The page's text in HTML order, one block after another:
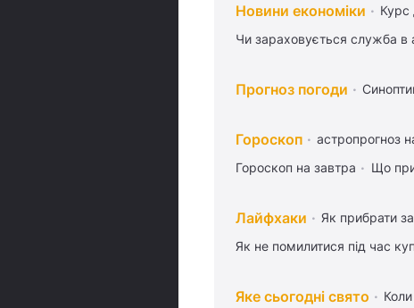
Новини економіки Курс
Чи зараховується служба в
Прогноз погоди
Гороскоп астропрогноз
Гороскоп на завтра
Що
Лайфхаки Як прибрати
Як не помилитися під час
Яке сьогодні свято